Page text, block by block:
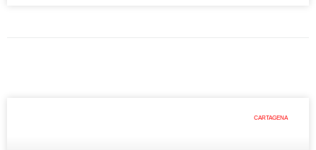
CARTAGENA